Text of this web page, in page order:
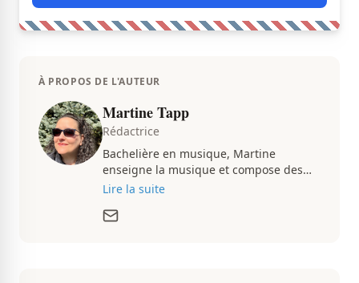
À PROPOS DE L'AUTEUR
Martine Tapp
Rédactrice
Bachelière en musique, Martine
enseigne la musique et compose des
pièces musicales pendant ses temps
d’aménagement intérieur, elle suit de
Lire la suite